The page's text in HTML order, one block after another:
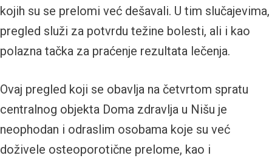
kojih su se prelomi već dešavali. U tim slučajevima,
pregled služi za potvrdu težine bolesti, ali i kao
polazna tačka za praćenje rezultata lečenja.
Ovaj pregled koji se obavlja na četvrtom spratu
centralnog objekta Doma zdravlja u Nišu je
neophodan i odraslim osobama koje su već
doživele osteoporotične prelome, kao i